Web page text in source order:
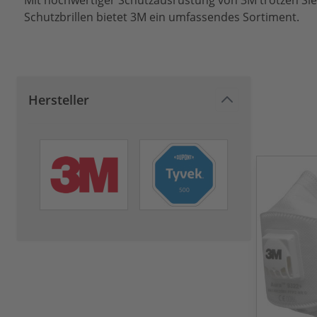
Schutzbrillen bietet 3M ein umfassendes Sortiment.
Hersteller